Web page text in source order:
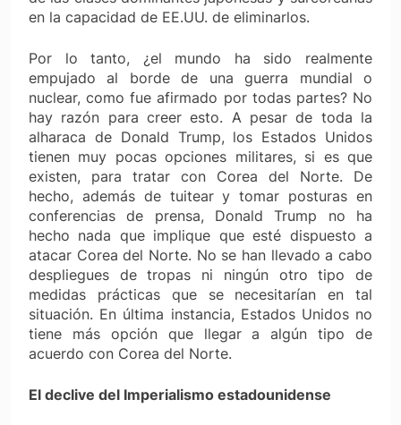
en la capacidad de EE.UU. de eliminarlos.
Por lo tanto, ¿el mundo ha sido realmente
empujado al borde de una guerra mundial o
nuclear, como fue afirmado por todas partes? No
hay razón para creer esto. A pesar de toda la
alharaca de Donald Trump, los Estados Unidos
tienen muy pocas opciones militares, si es que
existen, para tratar con Corea del Norte. De
hecho, además de tuitear y tomar posturas en
conferencias de prensa, Donald Trump no ha
hecho nada que implique que esté dispuesto a
atacar Corea del Norte. No se han llevado a cabo
despliegues de tropas ni ningún otro tipo de
medidas prácticas que se necesitarían en tal
situación. En última instancia, Estados Unidos no
tiene más opción que llegar a algún tipo de
acuerdo con Corea del Norte.
El declive del Imperialismo estadounidense